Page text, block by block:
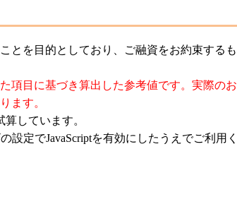
とを目的としており、ご融資をお約束するも
項目に基づき算出した参考値です。実際のお
ます。
しています。
設定でJavaScriptを有効にしたうえでご利用く